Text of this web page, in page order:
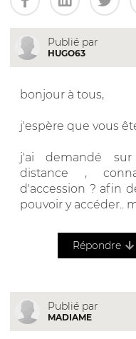
Publié par
HUGO63
bonjour à tous,
j'espère que vous
j'ai demandé sur
distance ,
d'accession ? afin
pouvoir y accéder..
Répondre
Publié par
MADIAME